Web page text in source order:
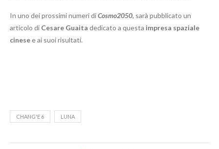
In uno dei prossimi numeri diCosmo2050, sarà pubblicato un
articolo di Cesare Guaita dedicato a questa impresa spaziale
cinesee ai suoi risultati.
CHANG'E 6 LUNA